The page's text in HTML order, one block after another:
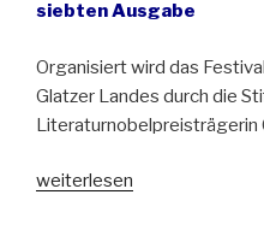
siebten Ausgabe
Organisiert wird das
Glatzer Landes durch die
Literaturnobelpreisträgerin
„„Wanderer
weiterlesen